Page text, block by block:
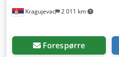
Kragujevac 2 011 km
Forespørre